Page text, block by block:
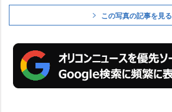
この写真の記事を見る